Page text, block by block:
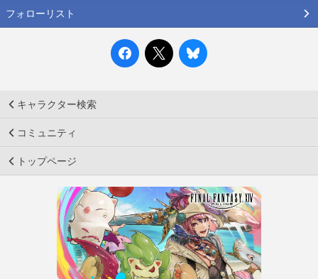
フォローリスト
キャラクター検索
コミュニティ
トップページ